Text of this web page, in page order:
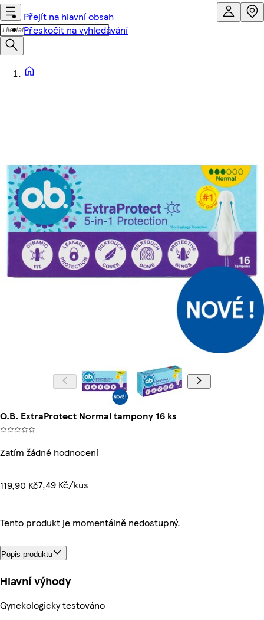
Přejít na hlavní obsah
Přeskočit na vyhledávání
O.B. ExtraProtect Normal tampony 16 ks
Zatím žádné hodnocení
119,90 Kč7,49 Kč/kus
Tento produkt je momentálně nedostupný.
Popis produktu
Hlavní výhody
Gynekologicky testováno